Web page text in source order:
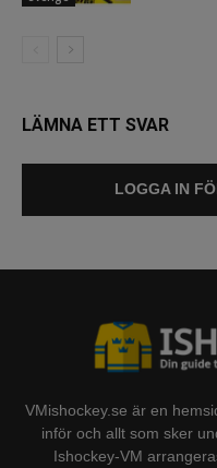
LÄMNA ETT SVAR
LOGGA IN
VMishockey.se är en
inför och allt som sker
Ishockey-VM